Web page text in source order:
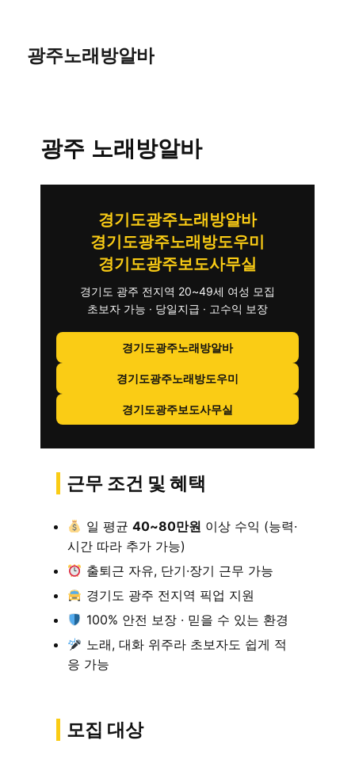
광주노래방알바
광주 노래방알바
경기도광주노래방알바
경기도광주노래방도우미
경기도광주보도사무실
경기도 광주 전지역 20~49세 여성 모집
초보자 가능 · 당일지급 · 고수익 보장
경기도광주노래방알바
경기도광주노래방도우미
경기도광주보도사무실
근무 조건 및 혜택
일 평균 40~80만원 이상 수익 (능력·
시간 따라 추가 가능)
출퇴근 자유, 단기·장기 근무 가능
경기도 광주 전지역 픽업 지원
100% 안전 보장 · 믿을 수 있는 환경
노래, 대화 위주라 초보자도 쉽게 적
응 가능
모집 대상